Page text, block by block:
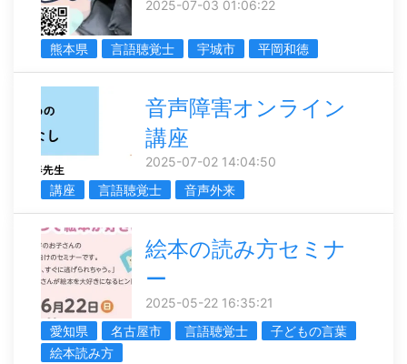
2025-07-03 01:06:22
熊本県 言語聴覚士 宇城市 平岡和徳
音声障害オンライン
講座
2025-07-02 14:04:50
講座
言語聴覚士 音声外来
絵本の読み方セミナ
ー
2025-05-22 16:35:21
愛知県
名古屋市 言語聴覚士
子どもの言葉
絵本読み方